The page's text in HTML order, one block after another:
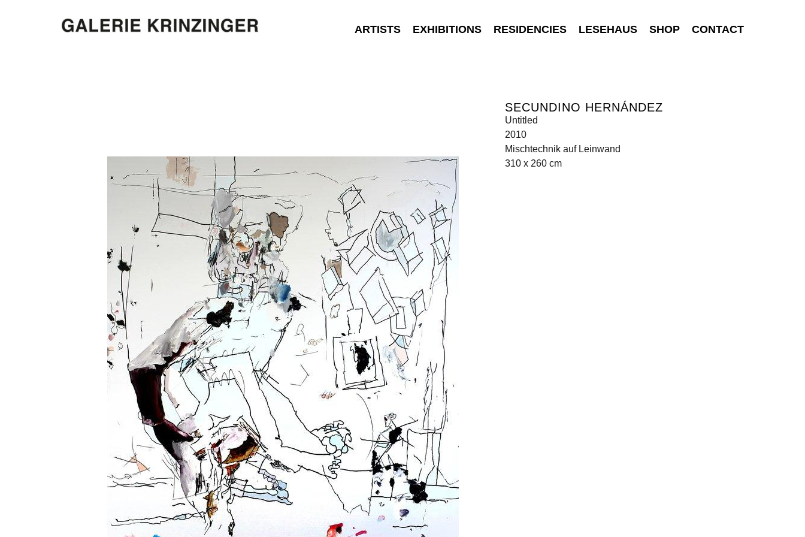
ARTISTS EXHIBITIONS RESIDENCIES LESEHAUS SHOP CONTACT
SECUNDINO HERNÁNDEZ
Untitled
2010
Mischtechnik auf Leinwand
310 x 260 cm